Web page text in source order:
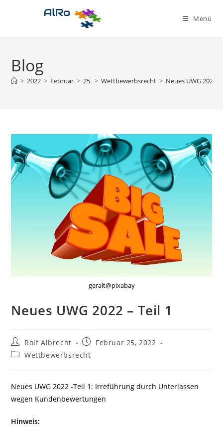
Menü
Blog
> 2022 > Februar > 25. > Wettbewerbsrecht > Neues UWG 2022
geralt@pixabay
Neues UWG 2022 – Teil 1
Beitrags-
Autor:
Rolf Albrecht
Beitrag
veröffentlicht:
Februar 25, 2022
Beitrags-
Wettbewerbsrecht
Neues UWG 2022 -Teil 1: Irreführung durch Unterlassen
wegen Kundenbewertungen
Hinweis: